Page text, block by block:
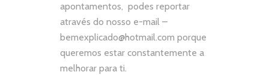
apontamentos, podes reportar
através do nosso e-mail –
bemexplicado@hotmail.com porque
queremos estar constantemente a
melhorar para ti.